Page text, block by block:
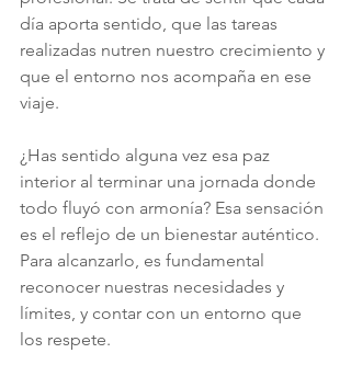
día aporta sentido, que las tareas
realizadas nutren nuestro crecimiento y
que el entorno nos acompaña en ese
viaje.
¿Has sentido alguna vez esa paz
interior al terminar una jornada donde
todo fluyó con armonía? Esa sensación
es el reflejo de un bienestar auténtico.
Para alcanzarlo, es fundamental
reconocer nuestras necesidades y
límites, y contar con un entorno que
los respete.